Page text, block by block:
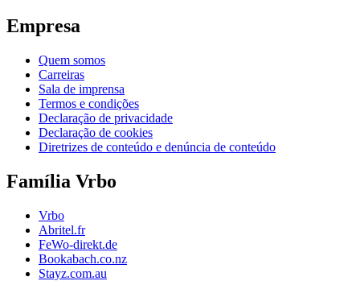
Empresa
Quem somos
Carreiras
Sala de imprensa
Termos e condições
Declaração de privacidade
Declaração de cookies
Diretrizes de conteúdo e denúncia de conteúdo
Família Vrbo
Vrbo
Abritel.fr
FeWo-direkt.de
Bookabach.co.nz
Stayz.com.au